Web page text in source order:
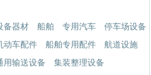
备器材 船舶 专用汽车
停车场设备
动车配件 船舶专用配件
航道设施
用输送设备
集装整理设备